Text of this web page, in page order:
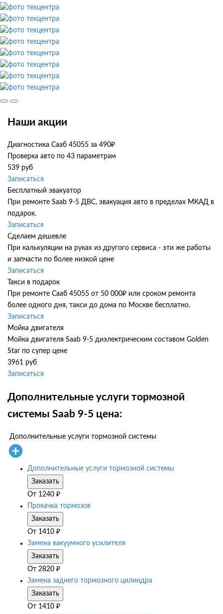
Наши акции
Диагностика Сааб 45055 за 490₽
Проверка авто по 43 параметрам
539 руб
Записаться
Бесплатный эвакуатор
При ремонте Saab 9-5 ДВС, эвакуация авто в пределах МКАД в
подарок.
Записаться
Сделаем дешевле
При калькуляции на руках из другого сервиса - эти же работы
и запчасти по более низкой цене
Записаться
Такси в подарок
При ремонте Сааб 45055 от 50 000₽ или сроком ремонта
более одного дня, такси до дома по Москве бесплатно.
Записаться
Мойка двигателя
Мойка двигателя Saab 9-5 диэлектрическим составом Golden
Star по супер цене
3961 руб
Записаться
Дополнительные услуги тормозной
системы Saab 9-5 цена:
Дополнительные услуги тормозной системы
Дополнительные услуги тормозной системы
Заказать
От 1240 ₽
Прокачка тормозов
Заказать
От 1410 ₽
Замена вакуумного усилителя
Заказать
От 2820 ₽
Замена заднего тормозного цилиндра
Заказать
От 1410 ₽